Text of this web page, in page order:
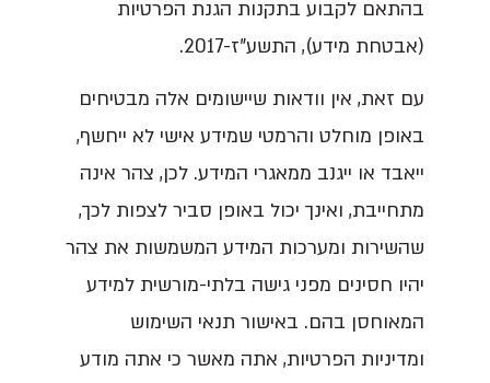
בהתאם לקבוע בתקנות הגנת הפרטיות
(אבטחת מידע), התשע"ז-2017.
עם זאת, אין וודאות שיישומים אלה מבטיחים
באופן מוחלט והרמטי שמידע אישי לא ייחשף,
ייאבד או ייגנב ממאגרי המידע. לכן, צהר אינה
מתחייבת, ואינך יכול באופן סביר לצפות לכך,
שהשירות ומערכות המידע המשמשות את צהר
יהיו חסינים מפני גישה בלתי-מורשית למידע
המאוחסן בהם. באישור תנאי השימוש
ומדיניות הפרטיות, אתה מאשר כי אתה מודע